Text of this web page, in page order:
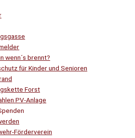
wenn´s brennt?
für Kinder und Senioren
Forst
PV-Anlage
Förderverein